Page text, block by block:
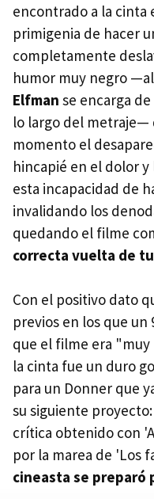
encontrado a la cinta
primigenia de hacer
completamente
humor muy negro
Elfman se encarga
lo largo del metraje—
momento el
hincapié en el dolor y
esta incapacidad de
invalidando los
quedando el filme
correcta vuelta de
Con el positivo dato
previos en los que un
que el filme era
la cinta fue un duro
para un Donner que
su siguiente
crítica obtenido con
por la marea de 'Los
cineasta se preparó